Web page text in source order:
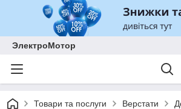
ЭлектроМотор
Товари та послуги Верстати